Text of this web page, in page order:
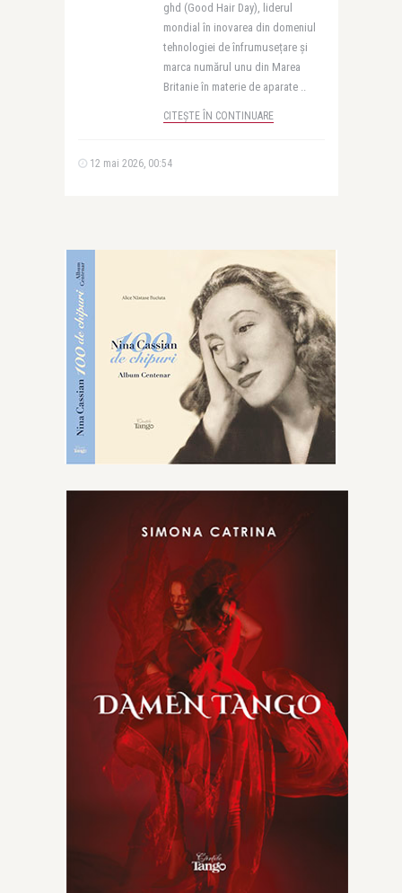
ghd (Good Hair Day), liderul
mondial în inovarea din domeniul
tehnologiei de înfrumusețare și
marca numărul unu din Marea
Britanie în materie de aparate ..
CITEȘTE ÎN CONTINUARE
12 mai 2026, 00:54